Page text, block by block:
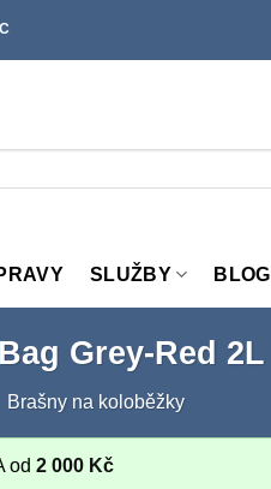
SLUŽBY BLOG
Grey-Red 2L
Brašny na koloběžky
od 2 000 Kč